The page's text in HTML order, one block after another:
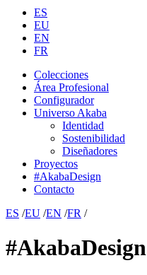
ES
EU
EN
FR
Colecciones
Área Profesional
Configurador
Universo Akaba
Identidad
Sostenibilidad
Diseñadores
Proyectos
#AkabaDesign
Contacto
ES /EU /EN /FR /
#AkabaDesign